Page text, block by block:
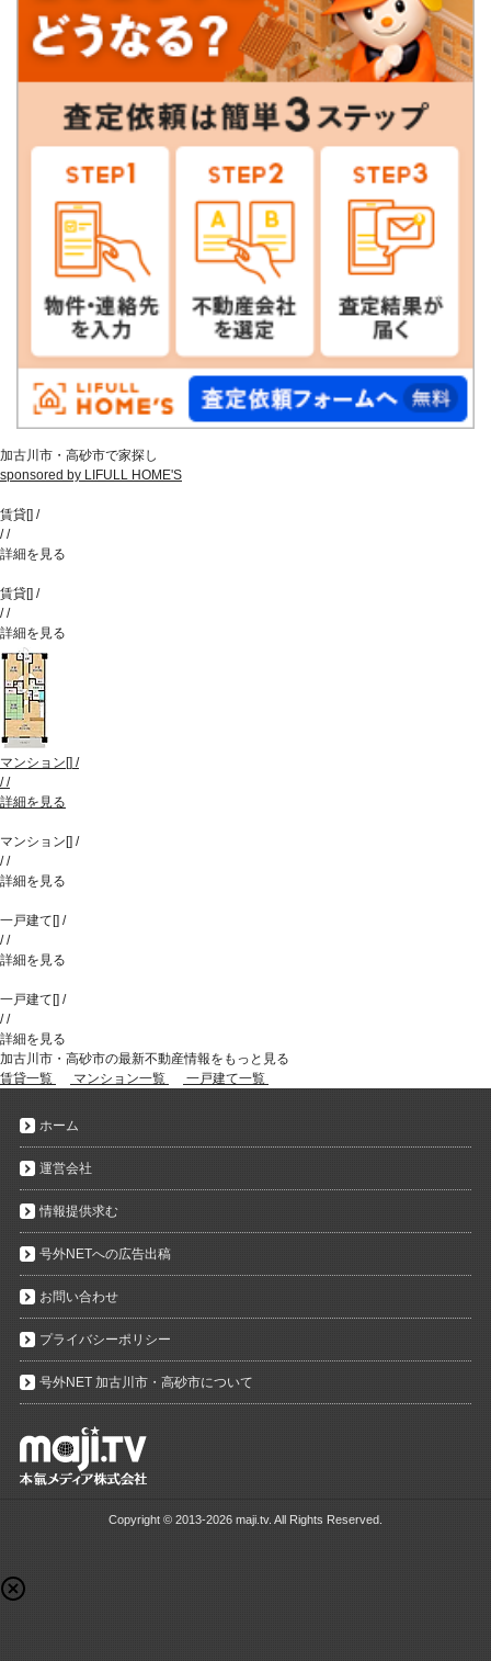
加古川市・高砂市で家探し
sponsored by LIFULL HOME'S
賃貸[] /
//
詳細を見る
賃貸[] /
//
詳細を見る
マンション [] /
//
詳細を見る
マンション [] /
//
詳細を見る
一戸建て [] /
//
詳細を見る
一戸建て [] /
//
詳細を見る
加古川市・高砂市の最新不動産情報をもっと見る
賃貸一覧
マンション一覧 一戸建て一覧
ホーム
運営会社
情報提供求む
号外NETへの広告出稿
お問い合わせ
プライバシーポリシー
号外NET 加古川市・高砂市について
Copyright © 2013-2026 maji.tv. All Rights Reserved.